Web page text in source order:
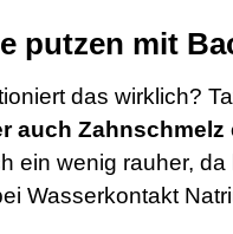
putzen mit
das wirklich?
auch Zahnschmelz
ein wenig rauher,
Wasserkontakt